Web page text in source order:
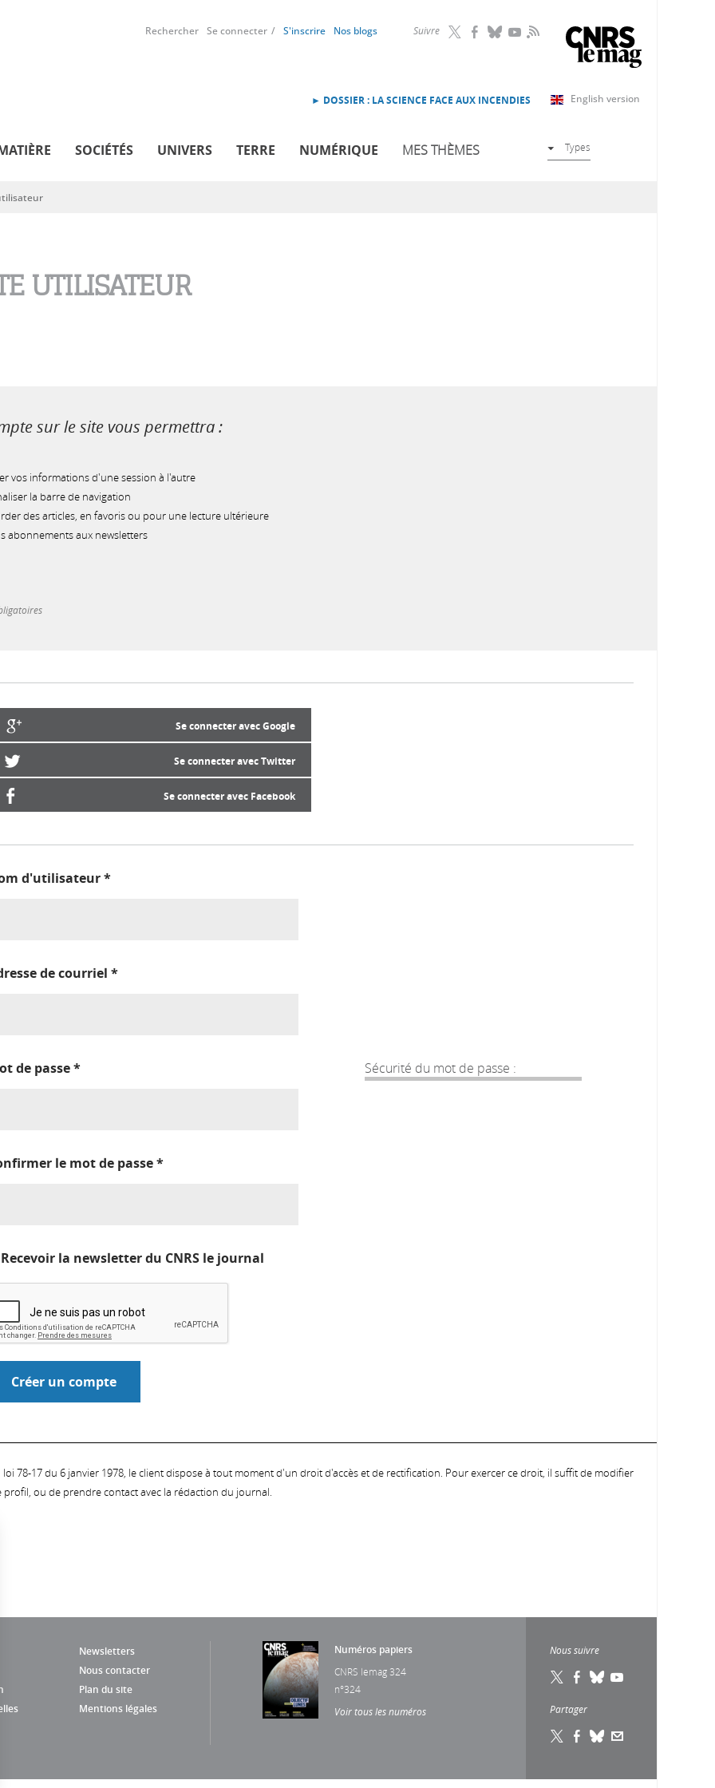
Suivre RSS
Rechercher Se connecter S'inscrire Nos blogs
English version
► DOSSIER : LA SCIENCE FACE AUX INCENDIES
SOCIÉTÉS UNIVERS TERRE NUMÉRIQUE MES THÈMES Types
UTILISATEUR
sur le site vous permettra :
vos informations d'une session à l'autre
la barre de navigation
des articles, en favoris ou pour une lecture ultérieure
abonnements aux newsletters
Se connecter avec Google
Se connecter avec Twitter
Se connecter avec Facebook
d'utilisateur*
de courriel *
Sécurité du mot de passe :
de passe*
le mot de passe*
Recevoir la newsletter du CNRS le journal
78-17 du 6 janvier 1978, le client dispose à tout moment d'un droit d'accès et de rectification. Pour exercer ce droit, il suffit de modifier
ou de prendre contact avec la rédaction du journal.
Newsletters
Nous contacter
Plan du site
Mentions légales
Numéros papiers
CNRS lemag 324
n°324
Voir tous les numéros
Nous suivre
Partager